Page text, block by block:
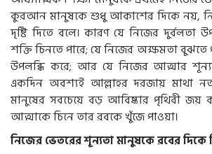
কুরআন মানুষকে শুধু আকাশের দিকে নয়,
দৃষ্টি দিতে বলে। কারণ যে নিজের দুর্বলতা
শক্তি চিনতে পারে; যে নিজের অক্ষমতা বুঝতে
উপলব্ধি করে; আর যে নিজের আত্মার
একদিন অবশ্যই আল্লাহর দরজায় মাথা
মানুষের সবচেয়ে বড় আবিষ্কার পৃথিবী জয়
আত্মাকে চিনে তার রবকে খুঁজে পাওয়া।
নিজের ভেতরের শূন্যতা মানুষকে রবের দিকে